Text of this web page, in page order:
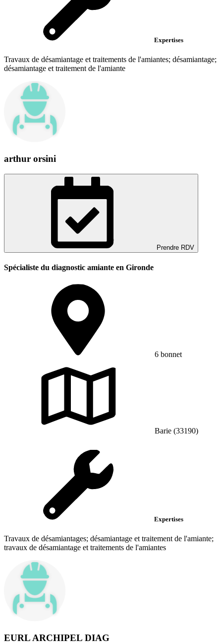
Expertises
Travaux de désamiantage et traitements de l'amiantes; désamiantage;
désamiantage et traitement de l'amiante
arthur orsini
Prendre RDV
Spécialiste du diagnostic amiante en Gironde
6 bonnet
Barie (33190)
Expertises
Travaux de désamiantages; désamiantage et traitement de l'amiante;
travaux de désamiantage et traitements de l'amiantes
EURL ARCHIPEL DIAG